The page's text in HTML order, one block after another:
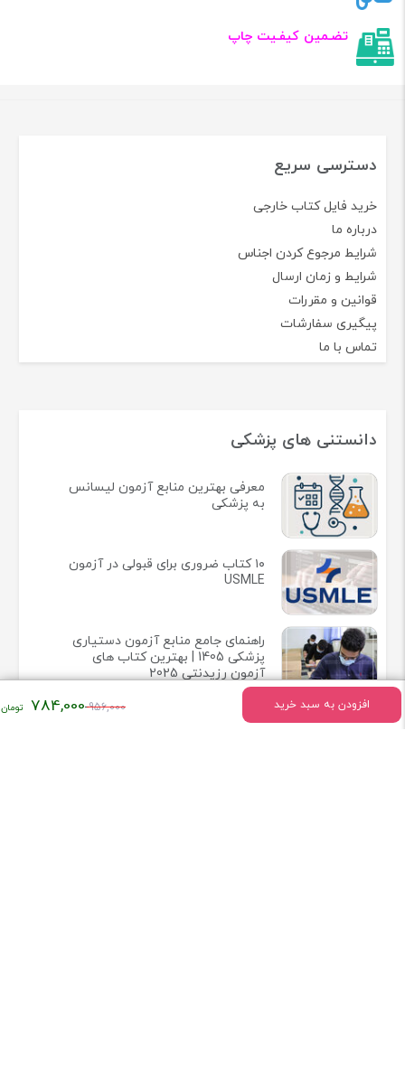
افزودن به سبد خرید 956,000قیمت
784,000
تضـمین کیفـیت چاپ
دسترسی سریع
خرید فایل کتاب خارجی
درباره ما
شرایط مرجوع کردن اجناس
شرایط و زمان ارسال
قوانین و مقررات
پیگیری سفارشات
تماس با ما
دانستنی های پزشکی
معرفی بهترین منابع آزمون لیسانس
به پزشکی
۱۰ کتاب ضروری برای قبولی در آزمون
USMLE
راهنمای جامع منابع آزمون دستیاری
پزشکی 1405 | بهترین کتاب های
آزمون رزیدنتی 2025